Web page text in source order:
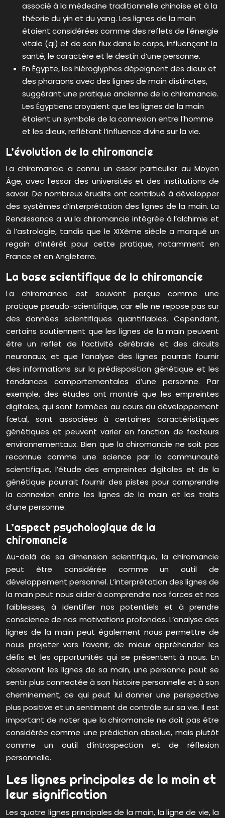
associé à la médecine traditionnelle chinoise et à la
théorie du yin et du yang. Les lignes de la main
étaient considérées comme des reflets de l’énergie
vitale (qi) et de son flux dans le corps, influençant la
santé, le caractère et le destin d’une personne.
En Égypte, les hiéroglyphes dépeignent des dieux et
des pharaons avec des lignes de main distinctes,
suggérant une pratique ancienne de la chiromancie.
Les Égyptiens croyaient que les lignes de la main
étaient un symbole de la connexion entre l’homme
et les dieux, reflétant l’influence divine sur la vie.
L’évolution de la chiromancie
La chiromancie a connu un essor particulier au Moyen
Âge, avec l’essor des universités et des institutions de
savoir. De nombreux érudits ont contribué à développer
des systèmes d’interprétation des lignes de la main. La
Renaissance a vu la chiromancie intégrée à l’alchimie et
à l’astrologie, tandis que le XIXème siècle a marqué un
regain d’intérêt pour cette pratique, notamment en
France et en Angleterre.
La base scientifique de la chiromancie
La chiromancie est souvent perçue comme une
pratique pseudo-scientifique, car elle ne repose pas sur
des données scientifiques quantifiables. Cependant,
certains soutiennent que les lignes de la main peuvent
être un reflet de l’activité cérébrale et des circuits
neuronaux, et que l’analyse des lignes pourrait fournir
des informations sur la prédisposition génétique et les
tendances comportementales d’une personne. Par
exemple, des études ont montré que les empreintes
digitales, qui sont formées au cours du développement
fœtal, sont associées à certaines caractéristiques
génétiques et peuvent varier en fonction de facteurs
environnementaux. Bien que la chiromancie ne soit pas
reconnue comme une science par la communauté
scientifique, l’étude des empreintes digitales et de la
génétique pourrait fournir des pistes pour comprendre
la connexion entre les lignes de la main et les traits
d’une personne.
L’aspect psychologique de la
chiromancie
Au-delà de sa dimension scientifique, la chiromancie
peut être considérée comme un outil de
développement personnel. L’interprétation des lignes de
la main peut nous aider à comprendre nos forces et nos
faiblesses, à identifier nos potentiels et à prendre
conscience de nos motivations profondes. L’analyse des
lignes de la main peut également nous permettre de
nous projeter vers l’avenir, de mieux appréhender les
défis et les opportunités qui se présentent à nous. En
observant les lignes de sa main, une personne peut se
sentir plus connectée à son histoire personnelle et à son
cheminement, ce qui peut lui donner une perspective
plus positive et un sentiment de contrôle sur sa vie. Il est
important de noter que la chiromancie ne doit pas être
considérée comme une prédiction absolue, mais plutôt
comme un outil d’introspection et de réflexion
personnelle.
Les lignes principales de la main et
leur signification
Les quatre lignes principales de la main, la ligne de vie, la